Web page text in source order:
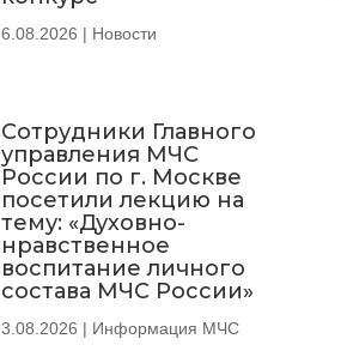
6.08.2026 | Новости
Сотрудники Главного
управления МЧС
России по г. Москве
посетили лекцию на
тему: «Духовно-
нравственное
воспитание личного
состава МЧС России»
3.08.2026 | Информация МЧС